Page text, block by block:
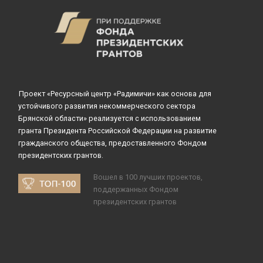
Проект «Ресурсный центр «Радимичи» как основа для
устойчивого развития некоммерческого сектора
Брянской области» реализуется с использованием
гранта Президента Российской Федерации на развитие
гражданского общества, предоставленного Фондом
президентских грантов.
Вошел в 100 лучших проектов,
поддержанных Фондом
президентских грантов